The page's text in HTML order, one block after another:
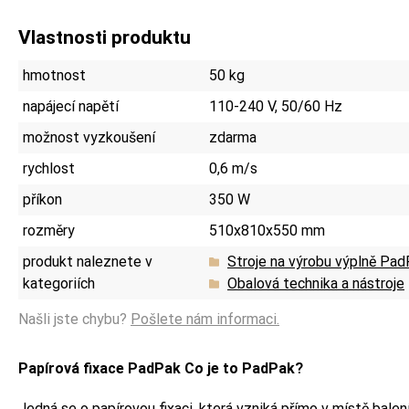
Vlastnosti produktu
hmotnost
50 kg
napájecí napětí
110-240 V, 50/60 Hz
možnost vyzkoušení
zdarma
rychlost
0,6 m/s
příkon
350 W
rozměry
510x810x550 mm
produkt naleznete v
kategoriích
Stroje na výrobu výplně
Obalová technika a nástroje
Našli jste chybu? Pošlete nám informaci.
Papírová fixace PadPak Co je to PadPak?